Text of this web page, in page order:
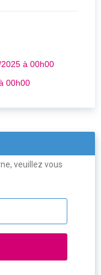
à 00h00
00h00
veuillez vous